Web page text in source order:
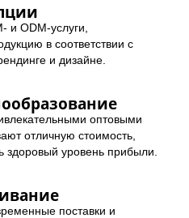
и ODM-услуги,
в соответствии с
и дизайне.
оптовыми
отличную стоимость,
здоровый уровень прибыли.
поставки и